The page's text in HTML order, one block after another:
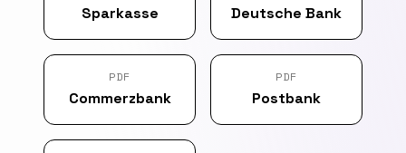
Sparkasse Deutsche Bank
PDF
Commerzbank
PDF
Postbank